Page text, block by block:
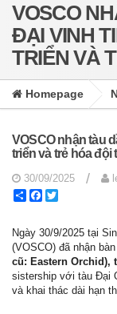
VOSCO
ĐẠI VINH
TRIỂN VÀ
Homepage
VOSCO nhận tàu
triển và trẻ hóa đội
30/09/2025 /
ShareFacebook
Ngày 30/9/2025 tại
(VOSCO) đã nhận
cũ: Eastern Orchid),
sistership với tàu Đại
và khai thác dài hạn